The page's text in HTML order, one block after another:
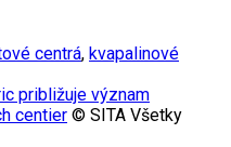
centrá, kvapalinové
približuje význam
centier © SITA Všetky